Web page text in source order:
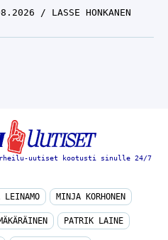
LASSE HONKANEN
uutiset kootusti sinulle 24/7
LEINAMO MINJA KORHONEN
PATRIK LAINE